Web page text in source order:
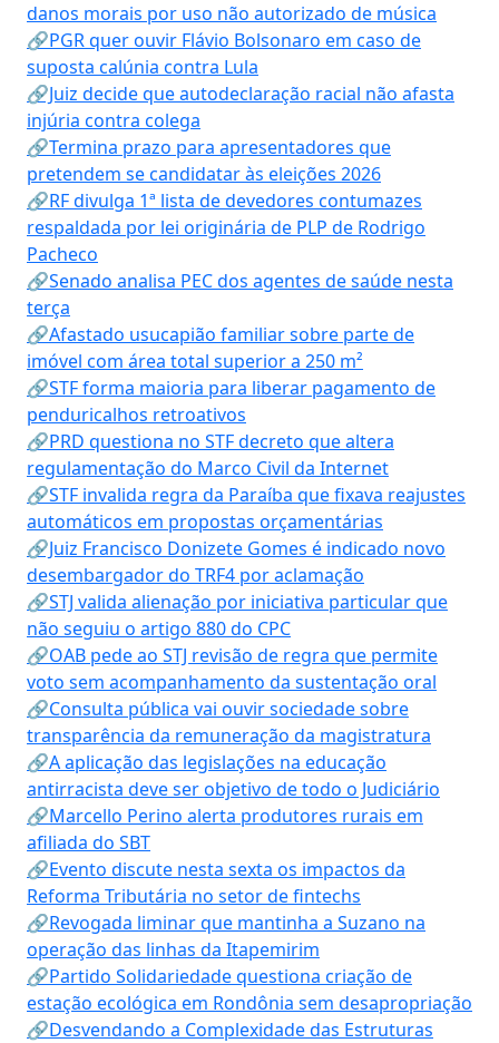
danos morais por uso não autorizado de música
🔗PGR quer ouvir Flávio Bolsonaro em caso de
suposta calúnia contra Lula
🔗Juiz decide que autodeclaração racial não afasta
injúria contra colega
🔗Termina prazo para apresentadores que
pretendem se candidatar às eleições 2026
🔗RF divulga 1ª lista de devedores contumazes
respaldada por lei originária de PLP de Rodrigo
Pacheco
🔗Senado analisa PEC dos agentes de saúde nesta
terça
🔗Afastado usucapião familiar sobre parte de
imóvel com área total superior a 250 m²
🔗STF forma maioria para liberar pagamento de
penduricalhos retroativos
🔗PRD questiona no STF decreto que altera
regulamentação do Marco Civil da Internet
🔗STF invalida regra da Paraíba que fixava reajustes
automáticos em propostas orçamentárias
🔗Juiz Francisco Donizete Gomes é indicado novo
desembargador do TRF4 por aclamação
🔗STJ valida alienação por iniciativa particular que
não seguiu o artigo 880 do CPC
🔗OAB pede ao STJ revisão de regra que permite
voto sem acompanhamento da sustentação oral
🔗Consulta pública vai ouvir sociedade sobre
transparência da remuneração da magistratura
🔗A aplicação das legislações na educação
antirracista deve ser objetivo de todo o Judiciário
🔗Marcello Perino alerta produtores rurais em
afiliada do SBT
🔗Evento discute nesta sexta os impactos da
Reforma Tributária no setor de fintechs
🔗Revogada liminar que mantinha a Suzano na
operação das linhas da Itapemirim
🔗Partido Solidariedade questiona criação de
estação ecológica em Rondônia sem desapropriação
🔗Desvendando a Complexidade das Estruturas